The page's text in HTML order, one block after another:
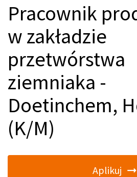
Pracownik
w zakładzie
przetwórstwa
ziemniaka -
Doetinchem,
(K/M)
Aplikuj